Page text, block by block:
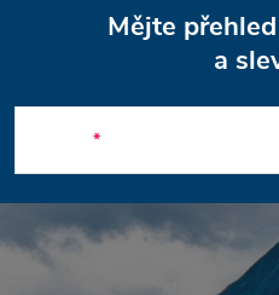
v
p
i
p
a
t
Mějte
a